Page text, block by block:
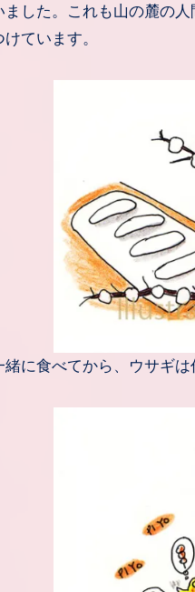
ました。これも山の麓の
ています。
緒に食べてから、ウサギ